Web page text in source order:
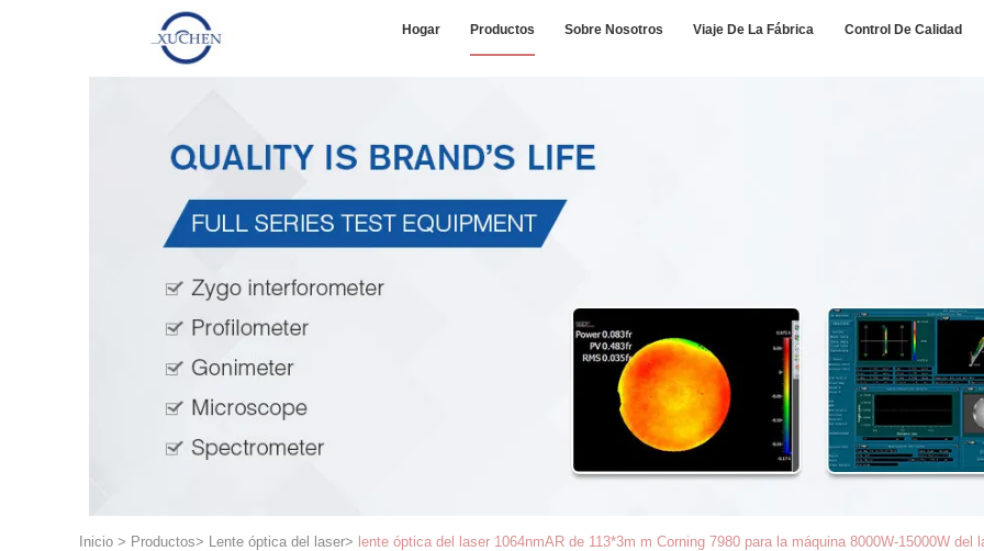
Hogar Productos Sobre Nosotros Viaje De La Fábrica Control De Calidad
Inicio > Productos> Lente óptica del laser> lente óptica del laser 1064nmAR de 113*3m m Corning 7980 para la máquina 8000W-15000W del